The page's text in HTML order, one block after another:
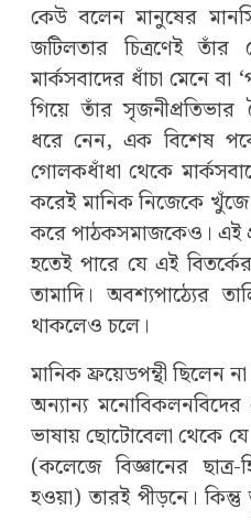
কেউ বলেন মানুষের
জটিলতার চিত্রণেই
মার্কসবাদের ধাঁচা মেনে বা
গিয়ে তাঁর
ধরে নেন, এক বিশেষ পর্বে
গোলকধাঁধা থেকে
করেই মানিক নিজেকে খুঁজে
করে পাঠকসমাজকেও। এই
হতেই পারে যে এই
তামাদি। অবশ্যপাঠ্যের
থাকলেও চলে।
মানিক ফ্রয়েডপন্থী ছিলেন
অন্যান্য
ভাষায় ছোটোবেলা থেকে
(কলেজে বিজ্ঞানের
হওয়া) তারই পীড়নে।